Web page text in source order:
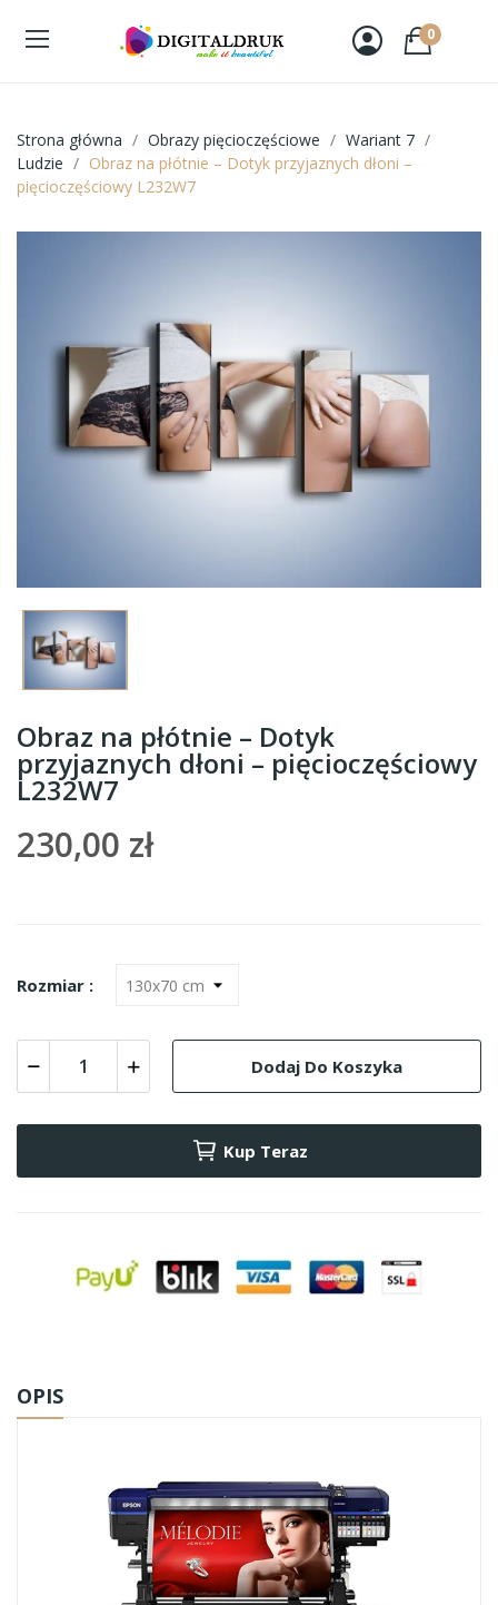
0
Strona główna Obrazy pięcioczęściowe
Wariant 7
Ludzie
Obraz na płótnie – Dotyk przyjaznych dłoni –
pięcioczęściowy L232W7
Obraz na płótnie – Dotyk
przyjaznych dłoni – pięcioczęściowy
L232W7
230,00 zł
Rozmiar :
Dodaj Do Koszyka
Kup Teraz
OPIS